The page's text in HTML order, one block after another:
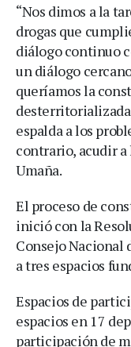
“Nos dimos a la
drogas que
diálogo continuo
un diálogo
queríamos la
espalda a los
contrario, acudir
Umaña.
El proceso de
inició con la
Consejo Nacional
a tres espacios
Espacios de
espacios en 17
participación de